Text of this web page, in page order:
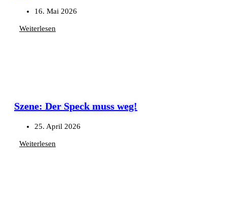
16. Mai 2026
Weiterlesen
Szene: Der Speck muss weg!
25. April 2026
Weiterlesen